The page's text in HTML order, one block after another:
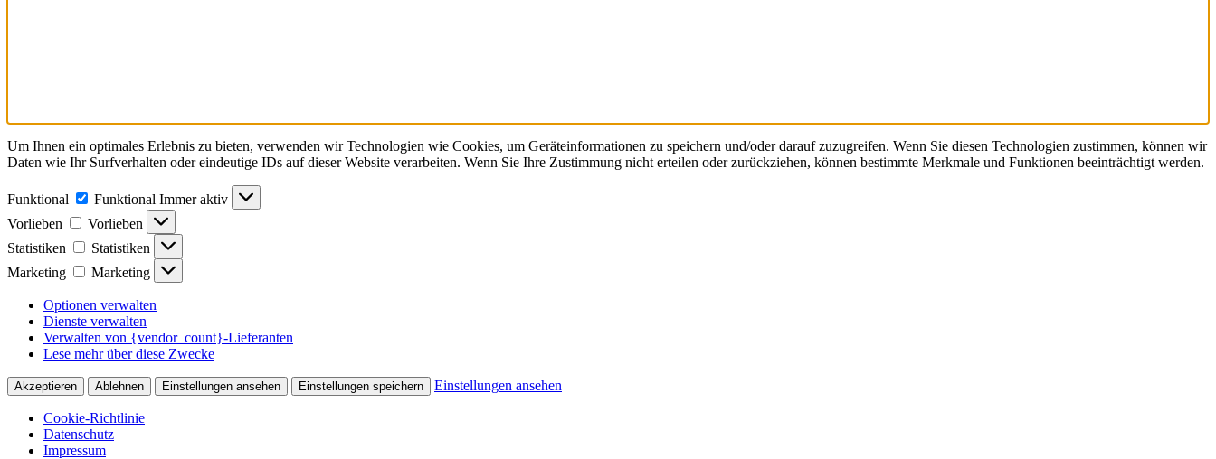
Um Ihnen ein optimales Erlebnis zu bieten, verwenden wir Technologien wie Cookies, um Geräteinformationen zu speichern und/oder darauf zuzugreifen. Wenn Sie diesen Technologien zustimmen, können wir
Daten wie Ihr Surfverhalten oder eindeutige IDs auf dieser Website verarbeiten. Wenn Sie Ihre Zustimmung nicht erteilen oder zurückziehen, können bestimmte Merkmale und Funktionen beeinträchtigt werden.
Funktional Funktional Immer aktiv
Vorlieben
Vorlieben
Statistiken
Statistiken
Marketing
Marketing
Optionen verwalten
Dienste verwalten
Verwalten von {vendor_count}-Lieferanten
Lese mehr über diese Zwecke
Akzeptieren Ablehnen Einstellungen ansehen Einstellungen speichern Einstellungen ansehen
Cookie-Richtlinie
Datenschutz
Impressum